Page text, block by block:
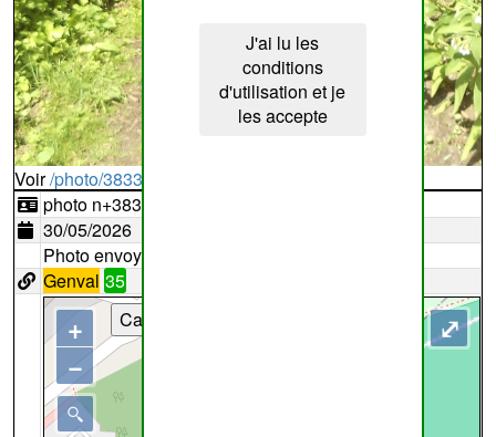
J'ai lu les
conditions
d'utilisation et je
les accepte
Voir/photo/383399?typ=d
photo n+383399
30/05/2026
Photo envoyée par
Genval 35
+
−
⤢
Cartes